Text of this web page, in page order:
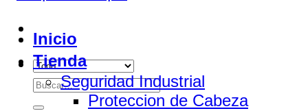
Buscar
por:
Inicio
Tienda
Seguridad Industrial
Proteccion de Cabeza